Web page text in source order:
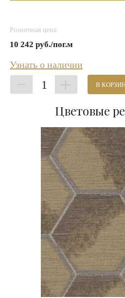
Розничная цена:
10 242 руб./пог.м
Узнать о наличии
1 В
Цветовые